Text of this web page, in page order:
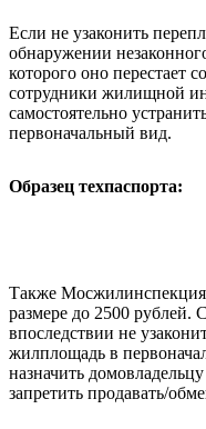
Если не узаконить
обнаружении
которого оно перестает
сотрудники жилищной
самостоятельно
первоначальный вид.
Образец техпаспорта:
Также
размере до 2500 рублей.
впоследствии не
жилплощадь в
назначить
запретить продавать/